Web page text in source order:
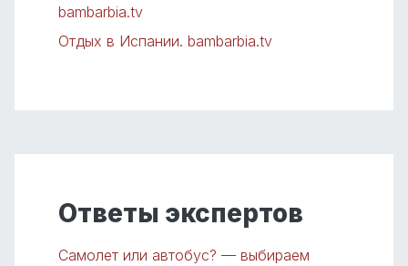
bambarbia.tv
Отдых в Испании. bambarbia.tv
Ответы экспертов
Самолет или автобус? — выбираем